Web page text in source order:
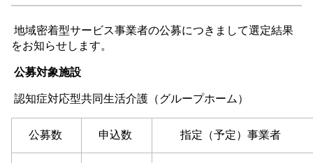
地域密着型サービス事業者の公募につきまして選定結果
をお知らせします。
公募対象施設
認知症対応型共同生活介護（グループホーム）
公募数 申込数 指定（予定）事業者